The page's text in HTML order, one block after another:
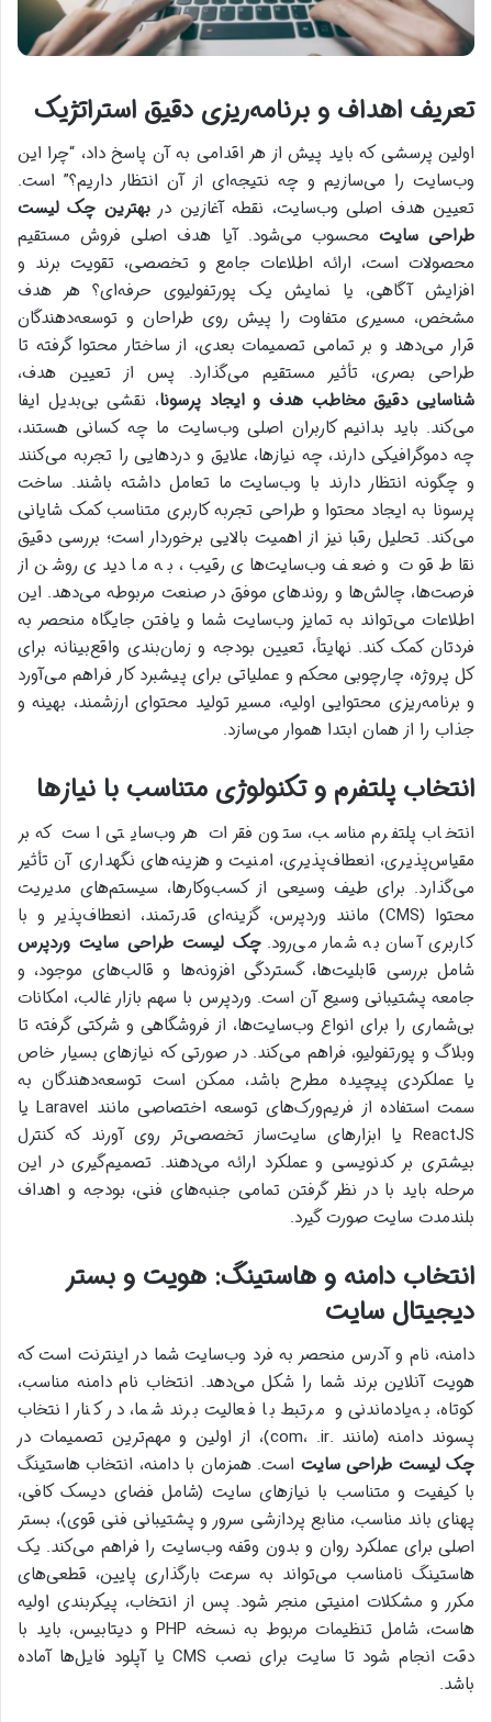
تعریف اهداف و برنامه‌ریزی دقیق استراتژیک
اولین پرسشی که باید پیش از هر اقدامی به آن پاسخ داد، “چرا این
وب‌سایت را می‌سازیم و چه نتیجه‌ای از آن انتظار داریم؟” است.
تعیین هدف اصلی وب‌سایت، نقطه آغازین دربهترین چک لیست
طراحی سایت محسوب می‌شود. آیا هدف اصلی فروش مستقیم
محصولات است، ارائه اطلاعات جامع و تخصصی، تقویت برند و
افزایش آگاهی، یا نمایش یک پورتفولیوی حرفه‌ای؟ هر هدف
مشخص، مسیری متفاوت را پیش روی طراحان و توسعه‌دهندگان
قرار می‌دهد و بر تمامی تصمیمات بعدی، از ساختار محتوا گرفته تا
طراحی بصری، تأثیر مستقیم می‌گذارد. پس از تعیین هدف،
شناسایی دقیق مخاطب هدف و ایجاد پرسونا، نقشی بی‌بدیل ایفا
می‌کند. باید بدانیم کاربران اصلی وب‌سایت ما چه کسانی هستند،
چه دموگرافیکی دارند، چه نیازها، علایق و دردهایی را تجربه می‌کنند
و چگونه انتظار دارند با وب‌سایت ما تعامل داشته باشند. ساخت
پرسونا به ایجاد محتوا و طراحی تجربه کاربری متناسب کمک شایانی
می‌کند. تحلیل رقبا نیز از اهمیت بالایی برخوردار است؛ بررسی دقیق
نقاط قوت و ضعف وب‌سایت‌های رقیب، به ما دیدی روشن از
فرصت‌ها، چالش‌ها و روندهای موفق در صنعت مربوطه می‌دهد. این
اطلاعات می‌تواند به تمایز وب‌سایت شما و یافتن جایگاه منحصر به
فردتان کمک کند. نهایتاً، تعیین بودجه و زمان‌بندی واقع‌بینانه برای
کل پروژه، چارچوبی محکم و عملیاتی برای پیشبرد کار فراهم می‌آورد
و برنامه‌ریزی محتوایی اولیه، مسیر تولید محتوای ارزشمند، بهینه و
جذاب را از همان ابتدا هموار می‌سازد.
انتخاب پلتفرم و تکنولوژی متناسب با نیازها
انتخاب پلتفرم مناسب، ستون فقرات هر وب‌سایتی است که بر
مقیاس‌پذیری، انعطاف‌پذیری، امنیت و هزینه‌های نگهداری آن تأثیر
می‌گذارد. برای طیف وسیعی از کسب‌وکارها، سیستم‌های مدیریت
محتوا (CMS) مانند وردپرس، گزینه‌ای قدرتمند، انعطاف‌پذیر و با
کاربری آسان به شمار می‌رود. چک لیست طراحی سایت وردپرس
شامل بررسی قابلیت‌ها، گستردگی افزونه‌ها و قالب‌های موجود، و
جامعه پشتیبانی وسیع آن است. وردپرس با سهم بازار غالب، امکانات
بی‌شماری را برای انواع وب‌سایت‌ها، از فروشگاهی و شرکتی گرفته تا
وبلاگ و پورتفولیو، فراهم می‌کند. در صورتی که نیازهای بسیار خاص
یا عملکردی پیچیده مطرح باشد، ممکن است توسعه‌دهندگان به
سمت استفاده از فریم‌ورک‌های توسعه اختصاصی مانند Laravel یا
ReactJS یا ابزارهای سایت‌ساز تخصصی‌تر روی آورند که کنترل
بیشتری بر کدنویسی و عملکرد ارائه می‌دهند. تصمیم‌گیری در این
مرحله باید با در نظر گرفتن تمامی جنبه‌های فنی، بودجه و اهداف
بلندمدت سایت صورت گیرد.
انتخاب دامنه و هاستینگ: هویت و بستر
دیجیتال سایت
دامنه، نام و آدرس منحصر به فرد وب‌سایت شما در اینترنت است که
هویت آنلاین برند شما را شکل می‌دهد. انتخاب نام دامنه مناسب،
کوتاه، به‌یادماندنی و مرتبط با فعالیت برند شما، در کنار انتخاب
پسوند دامنه (مانند .com، .ir)، از اولین و مهم‌ترین تصمیمات در
چک لیست طراحی سایت است. همزمان با دامنه، انتخاب هاستینگ
با کیفیت و متناسب با نیازهای سایت (شامل فضای دیسک کافی،
پهنای باند مناسب، منابع پردازشی سرور و پشتیبانی فنی قوی)، بستر
اصلی برای عملکرد روان و بدون وقفه وب‌سایت را فراهم می‌کند. یک
هاستینگ نامناسب می‌تواند به سرعت بارگذاری پایین، قطعی‌های
مکرر و مشکلات امنیتی منجر شود. پس از انتخاب، پیکربندی اولیه
هاست، شامل تنظیمات مربوط به نسخه PHP و دیتابیس، باید با
دقت انجام شود تا سایت برای نصب CMS یا آپلود فایل‌ها آماده
باشد.